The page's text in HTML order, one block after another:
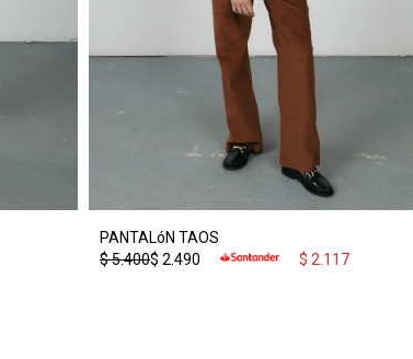
PANTALóN TAOS
$ 2.490
$5.400 $ 2.117